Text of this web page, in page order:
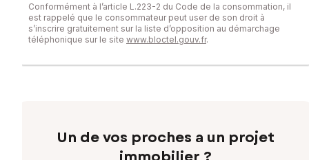
Conformément à l’article L.223-2 du Code de la consommation, il
est rappelé que le consommateur peut user de son droit à
s’inscrire gratuitement sur la liste d’opposition au démarchage
téléphonique sur le site www.bloctel.gouv.fr.
Un de vos proches a un projet